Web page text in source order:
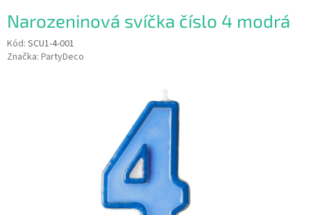
-
OSLAVY
MASKY
Narozeninová svíčka číslo 4 modrá
Kód: SCU1-4-001
Značka: PartyDeco